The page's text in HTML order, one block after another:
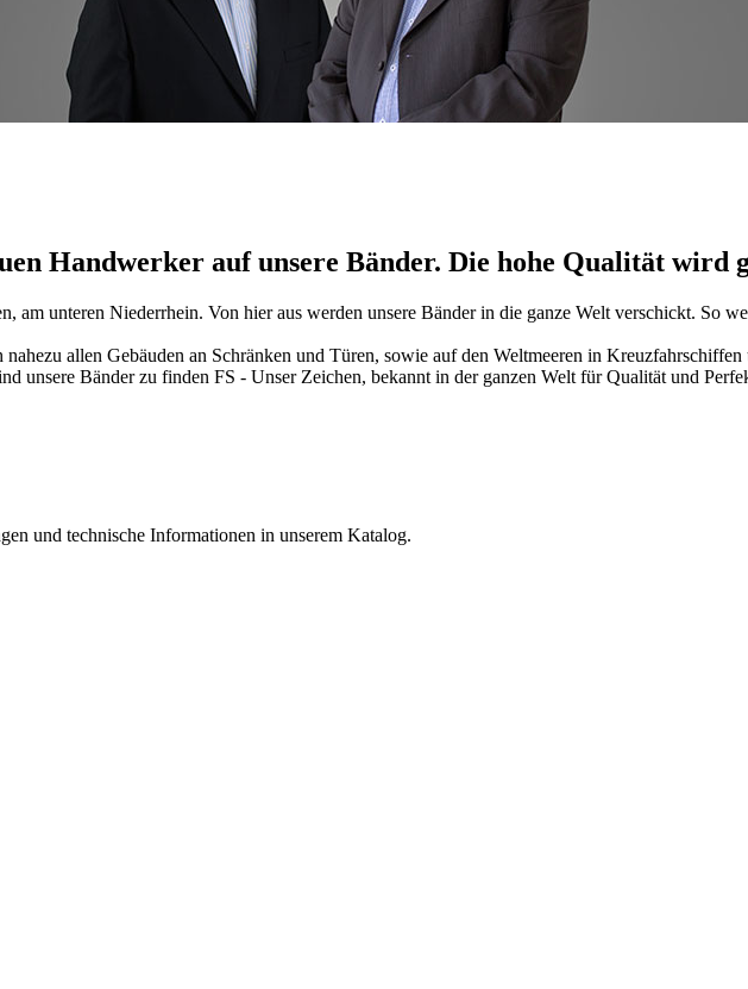
Handwerker auf unsere Bänder. Die hohe Qualität wird
am unteren Niederrhein. Von hier aus werden unsere Bänder in die ganze Welt verschickt. So
allen Gebäuden an Schränken und Türen, sowie auf den Weltmeeren in
unsere Bänder zu finden FS - Unser Zeichen, bekannt in der ganzen Welt für Qualität und
und technische Informationen in unserem Katalog.